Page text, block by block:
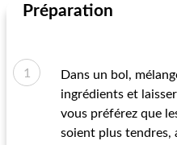
Préparation
Dans un bol,
ingrédients et
vous préférez que
soient plus tendres,